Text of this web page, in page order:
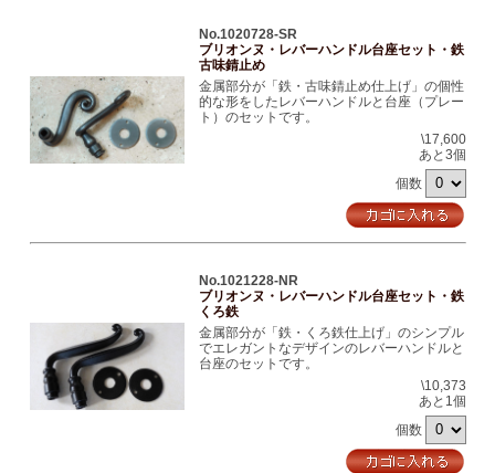
No.1020728-SR
ブリオンヌ・レバーハンドル台座セット・鉄
古味錆止め
金属部分が「鉄・古味錆止め仕上げ」の個性
的な形をしたレバーハンドルと台座（プレー
ト）のセットです。
\17,600
あと3個
個数
No.1021228-NR
ブリオンヌ・レバーハンドル台座セット・鉄
くろ鉄
金属部分が「鉄・くろ鉄仕上げ」のシンプル
でエレガントなデザインのレバーハンドルと
台座のセットです。
\10,373
あと1個
個数